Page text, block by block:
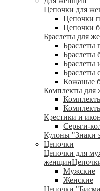
Цепочки для
Цепочки
Цепочки
Браслеты для
Браслеты
Браслеты
Браслеты
Браслеты
Кожаные
Комплекты для
Крестики и
Серьги-
Кулоны "Знаки
Цепочки
Цепочки для
женщин
Мужские
Женские
Цепочки